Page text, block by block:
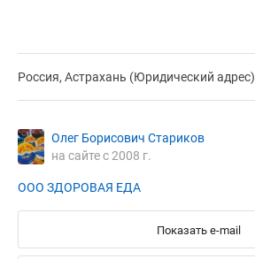
Россия, Астрахань (Юридический адрес)
Олег Борисович Стариков
на сайте с 2008 г.
ООО ЗДОРОВАЯ ЕДА
Показать e-mail